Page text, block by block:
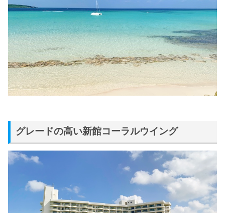
グレードの高い新館コーラルウイング